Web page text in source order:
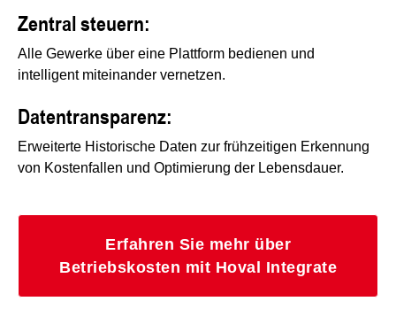
Zentral steuern:
Alle Gewerke über eine Plattform bedienen und
intelligent miteinander vernetzen.
Datentransparenz:
Erweiterte Historische Daten zur frühzeitigen Erkennung
von Kostenfallen und Optimierung der Lebensdauer.
Erfahren Sie mehr über
Betriebskosten mit Hoval Integrate